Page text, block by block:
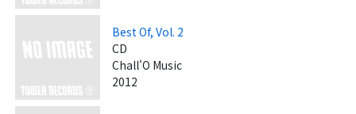
Best Of, Vol. 2
CD
Chall'O Music
2012